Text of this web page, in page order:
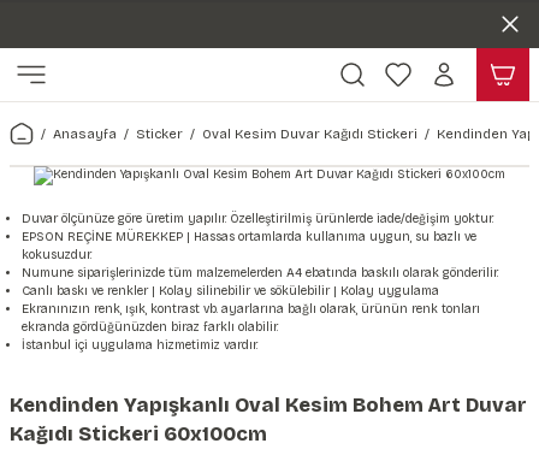
Harita & Şehir Duvar Kağıdı
Türkiye Serisi Duvar Kağıdı
Şehir & Ülke Duvar Kağıdı
Duvar Kağıdı
Çiçek Duvar Kağıdı
Hayvan, Yaprak & Çiçek
Yaprak Desenli Duvar Kağıdı
Hayvan Duvar Kağıdı
Kağıdı
Doğa & Manza Duvar Kağıdı
Manzara Duvar Kağıdı
Orman Duvar Kağıdı
Tasarım & Sanatsal Duvar
Sanat Duvar Kağıdı
Geometrik Duvar Kağıdı
Araba Duvar Kağıdı
Sağlık Duvar Kağıdı
Ahşap, Mermer & Taş
Mermer Desenli Duvar Kağıdı
Taş Desenli Duvar Kağıdı
Ahşap Desenli Duvar Kağıdı
Kağıdı Stickeri
Seti
Sticker Seti
Anasayfa Sticker Oval Kesim Duvar Kağıdı Stickeri Kendinden
Duvar ölçünüze göre üretim yapılır. Özelleştirilmiş ürünlerde iade/değişim yoktur.
EPSON REÇİNE MÜREKKEP | Hassas ortamlarda kullanıma uygun, su bazlı ve
kokusuzdur.
Numune siparişlerinizde tüm malzemelerden A4 ebatında baskılı olarak gönderilir.
Canlı baskı ve renkler | Kolay silinebilir ve sökülebilir | Kolay uygulama
Ekranınızın renk, ışık, kontrast vb. ayarlarına bağlı olarak, ürünün renk tonları
ekranda gördüğünüzden biraz farklı olabilir.
İstanbul içi uygulama hizmetimiz vardır.
Kendinden Yapışkanlı Oval Kesim Bohem Art Duvar
Kağıdı Stickeri 60x100cm